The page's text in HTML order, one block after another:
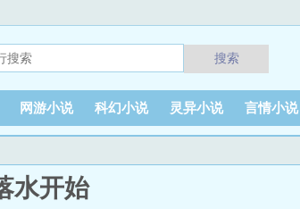
搜索
网游小说 科幻小说 灵异小说 言情小说
水开始